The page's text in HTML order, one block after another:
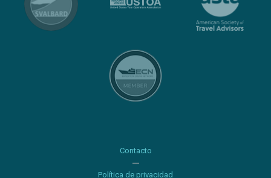
Contacto
Política de privacidad